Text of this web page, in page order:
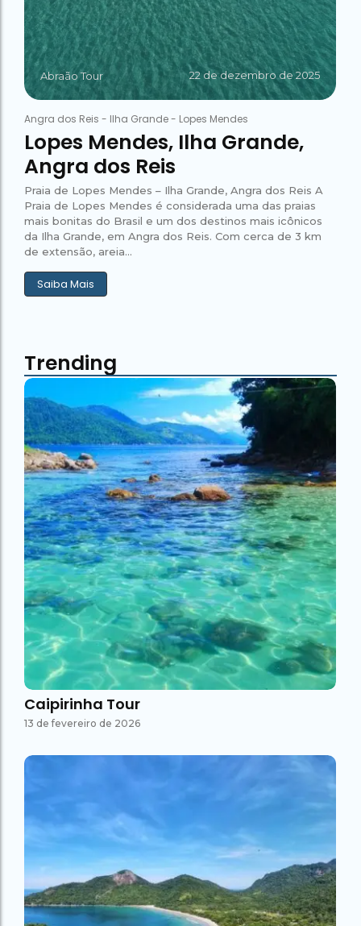
Abraão Tour 22 de dezembro de 2025
Angra dos Reis - Ilha Grande- Lopes Mendes
Lopes Mendes, Ilha Grande,
Angra dos Reis
Praia de Lopes Mendes – Ilha Grande, Angra dos Reis A
Praia de Lopes Mendes é considerada uma das praias
mais bonitas do Brasil e um dos destinos mais icônicos
da Ilha Grande, em Angra dos Reis. Com cerca de 3 km
de extensão, areia...
Saiba Mais
Trending
Caipirinha Tour
13 de fevereiro de 2026